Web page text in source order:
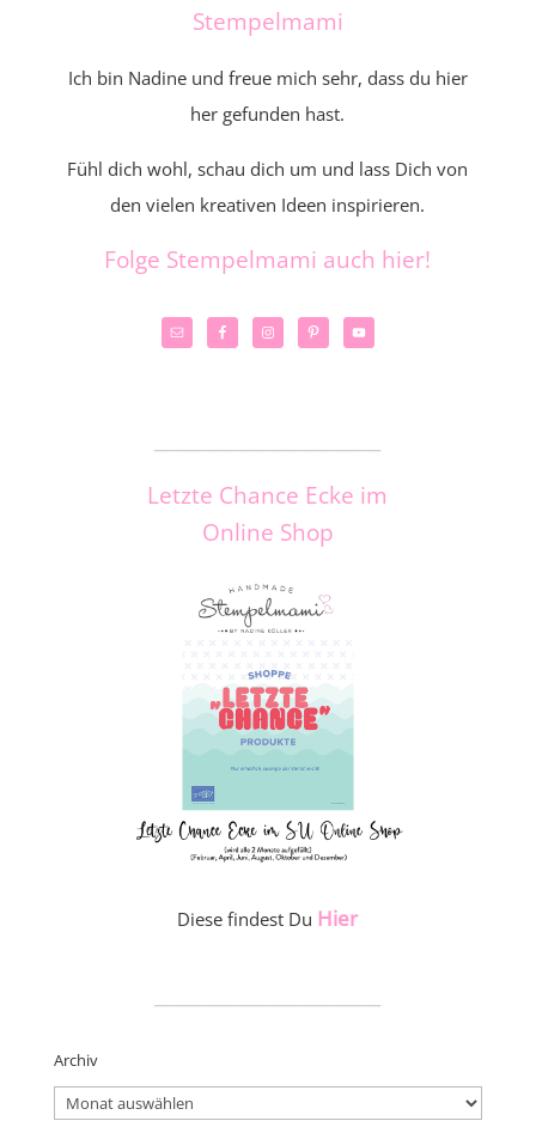
Stempelmami
Ich bin Nadine und freue mich sehr, dass du hier
her gefunden hast.
Fühl dich wohl, schau dich um und lass Dich von
den vielen kreativen Ideen inspirieren.
Folge Stempelmami auch hier!
Letzte Chance Ecke im
Online Shop
Diese findest Du Hier
Archiv
Archiv